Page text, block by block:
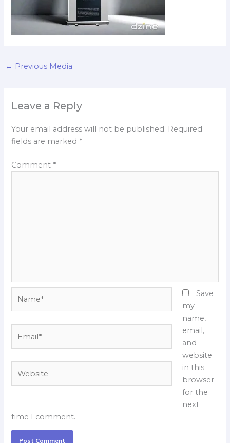
← Previous Media
Leave a Reply
Your email address will not be published. Required
fields are marked *
Comment *
Save
my
name,
email,
and
website
in this
browser
for the
next
time I comment.